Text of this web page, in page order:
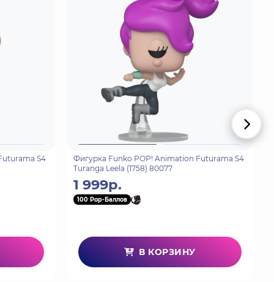
S4
Фигурка Funko POP! Animation Futurama S4
Turanga Leela (1758) 80077
1 999р.
100 Pop-Баллов
В КОРЗИНУ